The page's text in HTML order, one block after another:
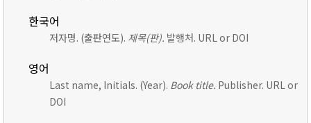
한국어
저자명. (출판연도). 제목(판). 발행처. URL or DOI
영어
Last name, Initials. (Year). Book title. Publisher. URL or
DOI